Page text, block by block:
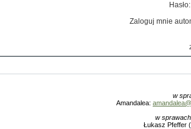
Hasło:
Zaloguj mnie
w
Amandalea:
w
Łukasz Pfeffer